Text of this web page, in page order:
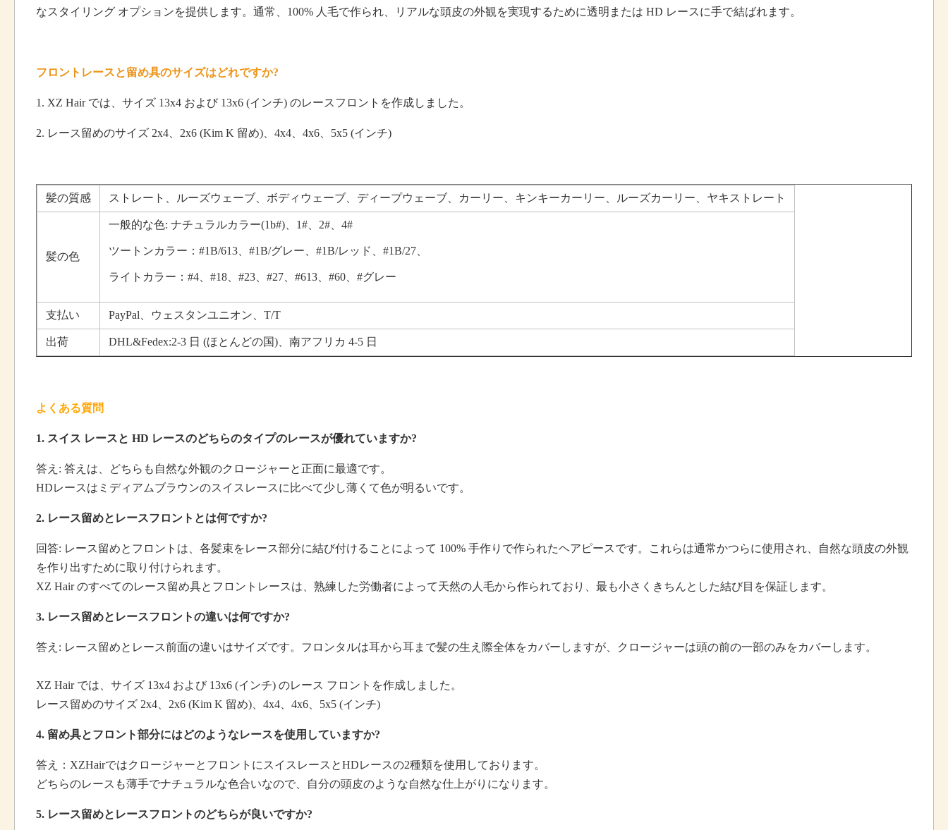
なスタイリング オプションを提供します。通常、100% 人毛で作られ、リアルな頭皮の外観を実現するために透明または HD レースに手で結ばれます。
フロントレースと留め具のサイズはどれですか?
1. XZ Hair では、サイズ 13x4 および 13x6 (インチ) のレースフロントを作成しました。
2. レース留めのサイズ 2x4、2x6 (Kim K 留め)、4x4、4x6、5x5 (インチ)
髪の質感 ストレート、ルーズウェーブ、ボディウェーブ、ディープウェーブ、カーリー、キンキーカーリー、ルーズカーリー、ヤキストレート
髪の色
一般的な色: ナチュラルカラー(1b#)、1#、2#、4#
ツートンカラー：#1B/613、#1B/グレー、#1B/レッド、#1B/27、
ライトカラー：#4、#18、#23、#27、#613、#60、#グレー
支払い PayPal、ウェスタンユニオン、T/T
出荷 DHL&Fedex:2-3 日 (ほとんどの国)、南アフリカ 4-5 日
よくある質問
1. スイス レースと HD レースのどちらのタイプのレースが優れていますか?
答え: 答えは、どちらも自然な外観のクロージャーと正面に最適です。
HDレースはミディアムブラウンのスイスレースに比べて少し薄くて色が明るいです。
2. レース留めとレースフロントとは何ですか?
回答: レース留めとフロントは、各髪束をレース部分に結び付けることによって 100% 手作りで作られたヘアピースです。これらは通常かつらに使用され、自然な頭皮の外観
を作り出すために取り付けられます。
XZ Hair のすべてのレース留め具とフロントレースは、熟練した労働者によって天然の人毛から作られており、最も小さくきちんとした結び目を保証します。
3. レース留めとレースフロントの違いは何ですか?
答え: レース留めとレース前面の違いはサイズです。フロンタルは耳から耳まで髪の生え際全体をカバーしますが、クロージャーは頭の前の一部のみをカバーします。
XZ Hair では、サイズ 13x4 および 13x6 (インチ) のレース フロントを作成しました。
レース留めのサイズ 2x4、2x6 (Kim K 留め)、4x4、4x6、5x5 (インチ)
4. 留め具とフロント部分にはどのようなレースを使用していますか?
答え： XZHairではクロージャーとフロントにスイスレースとHDレースの2種類を使用しております。
どちらのレースも薄手でナチュラルな色合いなので、自分の頭皮のような自然な仕上がりになります。
5. レース留めとレースフロントのどちらが良いですか?